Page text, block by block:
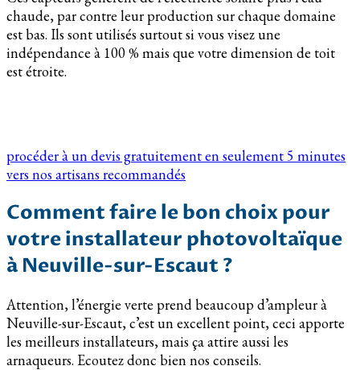
chaude, par contre leur production sur chaque domaine
est bas. Ils sont utilisés surtout si vous visez une
indépendance à 100 % mais que votre dimension de toit
est étroite.
procéder à un devis gratuitement en seulement 5 minutes
vers nos artisans recommandés
Comment faire le bon choix pour
votre installateur photovoltaïque
à Neuville-sur-Escaut ?
Attention, l’énergie verte prend beaucoup d’ampleur à
Neuville-sur-Escaut, c’est un excellent point, ceci apporte
les meilleurs installateurs, mais ça attire aussi les
arnaqueurs. Ecoutez donc bien nos conseils.